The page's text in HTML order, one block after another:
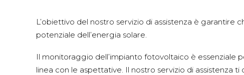
L’obiettivo del nostro servizio di assistenza è
potenziale dell’energia solare.
Il monitoraggio dell’impianto fotovoltaico è
linea con le aspettative. Il nostro servizio di assistenza